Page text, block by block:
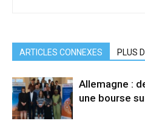
ARTICLES CONNEXES PLUS
Allemagne :
une bourse